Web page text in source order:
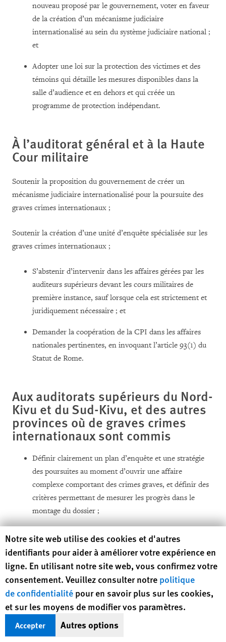
nouveau proposé par le gouvernement, voter en faveur
de la création d’un mécanisme judiciaire
internationalisé au sein du système judiciaire national ;
et
Adopter une loi sur la protection des victimes et des
témoins qui détaille les mesures disponibles dans la
salle d’audience et en dehors et qui créée un
programme de protection indépendant.
À l’auditorat général et à la Haute
Cour militaire
Soutenir la proposition du gouvernement de créer un
mécanisme judiciaire internationalisé pour la poursuite des
graves crimes internationaux ;
Soutenir la création d’une unité d’enquête spécialisée sur les
graves crimes internationaux ;
S’abstenir d’intervenir dans les affaires gérées par les
auditeurs supérieurs devant les cours militaires de
première instance, sauf lorsque cela est strictement et
juridiquement nécessaire ; et
Demander la coopération de la CPI dans les affaires
nationales pertinentes, en invoquant l’article 93(1) du
Statut de Rome.
Aux auditorats supérieurs du Nord-
Kivu et du Sud-Kivu, et des autres
provinces où de graves crimes
internationaux sont commis
Définir clairement un plan d’enquête et une stratégie
des poursuites au moment d’ouvrir une affaire
complexe comportant des crimes graves, et définir des
critères permettant de mesurer les progrès dans le
montage du dossier ;
d’appui aux poursuites des Nations Unies en les faisant
participer dès l’ouverture des enquêtes dans une affaire
donnée, quand des plans d’enquête et de poursuites
sont élaborés ; et
Dénoncer les tentatives d’ingérence de la part des
affaires de graves crimes internationaux.
Human Rights Watch cookie preferences
Notre site web utilise des cookies et d'autres
identifiants pour aider à améliorer votre expérience en
ligne. En utilisant notre site web, vous confirmez votre
consentement. Veuillez consulter notre politique
de confidentialité pour en savoir plus sur les cookies,
et sur les moyens de modifier vos paramètres.
Accepter Autres options